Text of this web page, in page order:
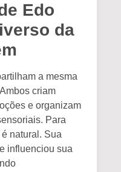
Edo
da
a mesma
Ambos criam
e organizam
Para
natural. Sua
influenciou sua